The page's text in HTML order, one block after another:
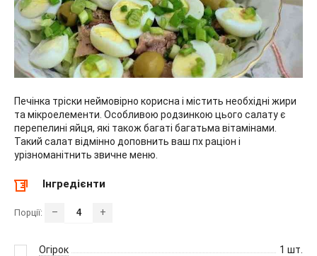
Печінка тріски неймовірно корисна і містить необхідні жири
та мікроелементи. Особливою родзинкою цього салату є
перепелині яйця, які також багаті багатьма вітамінами.
Такий салат відмінно доповнить ваш пх раціон і
урізноманітнить звичне меню.
Інгредієнти
Порції: – +
Огірок 1 шт.